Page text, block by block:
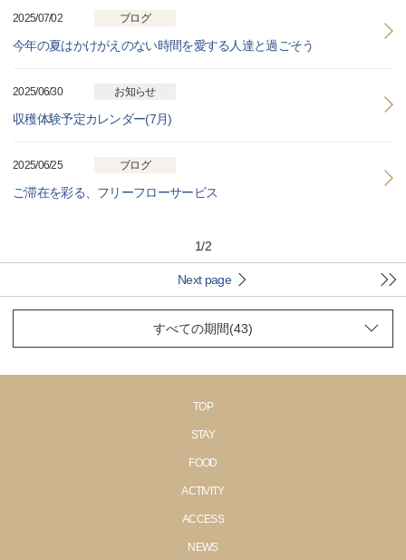
2025/07/02 ブログ
今年の夏はかけがえのない時間を愛する人達と過ごそう
2025/06/30 お知らせ
収穫体験予定カレンダー(7月)
2025/06/25 ブログ
ご滞在を彩る、フリーフローサービス
1/2
Next page
TOP
STAY
FOOD
ACTIVITY
ACCESS
NEWS